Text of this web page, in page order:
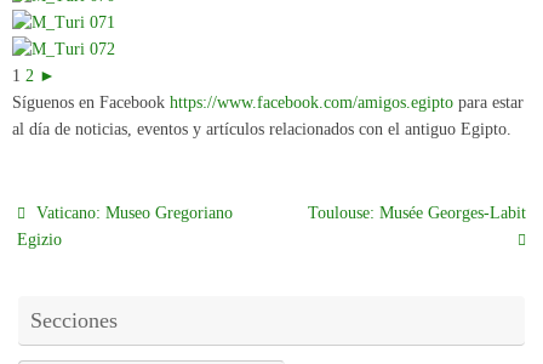
1 2 ►
Síguenos en Facebook https://www.facebook.com/amigos.egipto para estar
al día de noticias, eventos y artículos relacionados con el antiguo Egipto.
Vaticano: Museo Gregoriano
Egizio
Toulouse: Musée Georges-Labit
Secciones